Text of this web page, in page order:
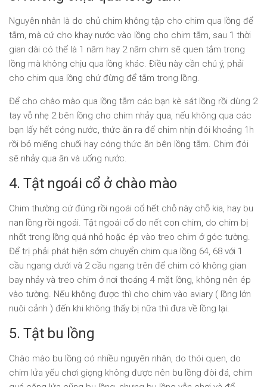
Nguyên nhân là do chủ chim không tập cho chim qua lồng để
tắm, mà cứ cho khay nước vào lồng cho chim tắm, sau 1 thời
gian dài có thể là 1 năm hay 2 năm chim sẽ quen tắm trong
lồng mà không chịu qua lồng khác. Điều này cần chú ý, phải
cho chim qua lồng chứ đừng để tắm trong lồng.
Để cho chào mào qua lồng tắm các bạn kè sát lồng rồi dùng 2
tay vỗ nhẹ 2 bên lồng cho chim nhảy qua, nếu không qua các
bạn lấy hết cóng nước, thức ăn ra để chim nhịn đói khoảng 1h
rồi bỏ miếng chuối hay cóng thức ăn bên lồng tắm. Chim đói
sẽ nhảy qua ăn và uống nước.
4. Tật ngoái cổ ở chào mào
Chim thường cứ đúng rồi ngoái cổ hết chỗ này chỗ kia, hay bu
nan lồng rồi ngoái. Tật ngoái cổ do nết con chim, do chim bị
nhốt trong lồng quá nhỏ hoặc ép vào treo chim ở góc tường.
Để trị phải phát hiện sớm chuyển chim qua lồng 64, 68 với 1
cầu ngang dưới và 2 cầu ngang trên để chim có không gian
bay nhảy và treo chim ở nơi thoáng 4 mặt lồng, không nên ép
vào tường. Nếu không được thì cho chim vào aviary ( lồng lớn
nuôi cảnh ) đến khi không thấy bị nữa thì đưa về lồng lại.
5. Tật bu lồng
Chào mào bu lồng có nhiều nguyên nhân, do thói quen, do
chim lửa yếu chơi giọng không được nên bu lồng đòi đá, chim